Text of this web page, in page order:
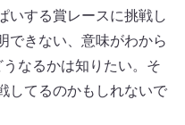
いする賞レースに挑戦し
できない、意味がわから
なるかは知りたい。そ
してるのかもしれないで